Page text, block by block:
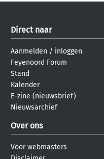
Direct naar
Aanmelden / inloggen
Feyenoord Forum
Stand
Kalender
E-zine (nieuwsbrief)
Nieuwsarchief
Over ons
Voor webmasters